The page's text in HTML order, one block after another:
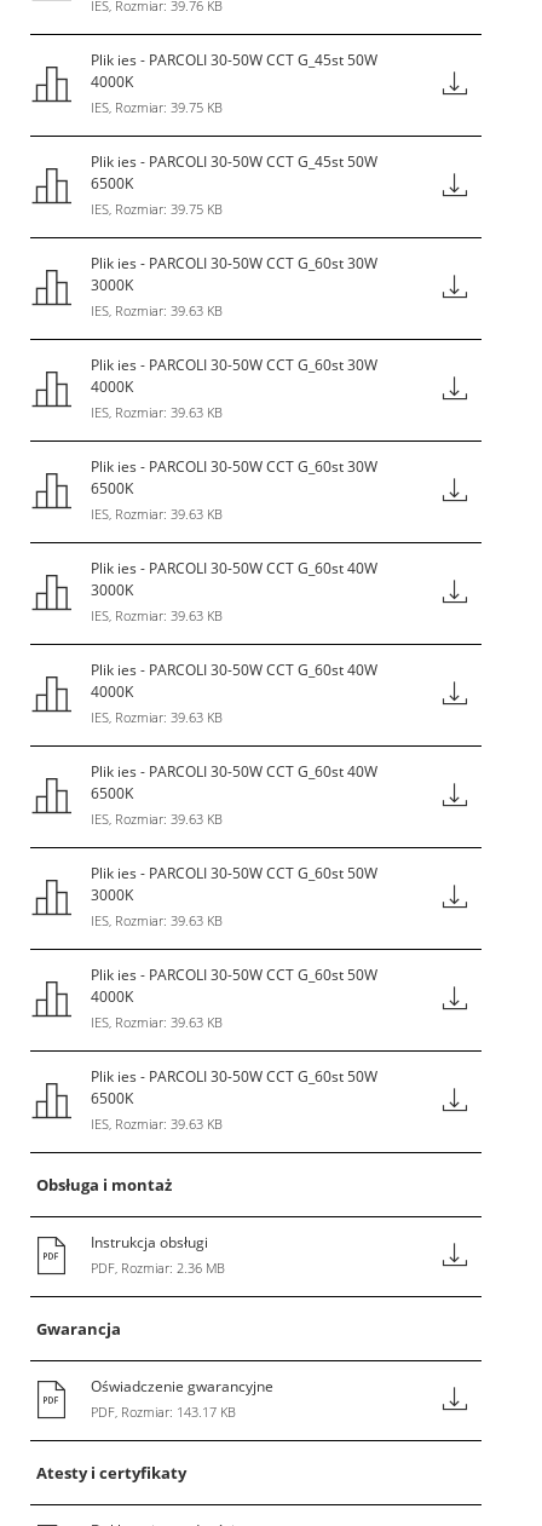
IES, Rozmiar: 39.76 KB
Plik ies - PARCOLI 30-50W CCT G_45st 50W
4000K
IES, Rozmiar: 39.75 KB
Plik ies - PARCOLI 30-50W CCT G_45st 50W
6500K
IES, Rozmiar: 39.75 KB
Plik ies - PARCOLI 30-50W CCT G_60st 30W
3000K
IES, Rozmiar: 39.63 KB
Plik ies - PARCOLI 30-50W CCT G_60st 30W
4000K
IES, Rozmiar: 39.63 KB
Plik ies - PARCOLI 30-50W CCT G_60st 30W
6500K
IES, Rozmiar: 39.63 KB
Plik ies - PARCOLI 30-50W CCT G_60st 40W
3000K
IES, Rozmiar: 39.63 KB
Plik ies - PARCOLI 30-50W CCT G_60st 40W
4000K
IES, Rozmiar: 39.63 KB
Plik ies - PARCOLI 30-50W CCT G_60st 40W
6500K
IES, Rozmiar: 39.63 KB
Plik ies - PARCOLI 30-50W CCT G_60st 50W
3000K
IES, Rozmiar: 39.63 KB
Plik ies - PARCOLI 30-50W CCT G_60st 50W
4000K
IES, Rozmiar: 39.63 KB
Plik ies - PARCOLI 30-50W CCT G_60st 50W
6500K
IES, Rozmiar: 39.63 KB
Obsługa i montaż
Instrukcja obsługi
PDF, Rozmiar: 2.36 MB
Gwarancja
Oświadczenie gwarancyjne
PDF, Rozmiar: 143.17 KB
Atesty i certyfikaty